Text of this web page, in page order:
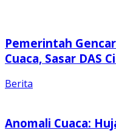
Pemerintah
Cuaca, Sasar DAS
Berita
Anomali Cuaca: